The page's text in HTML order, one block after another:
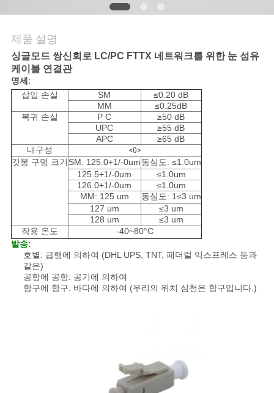
요
청
하
다
이
PRIVACY
POLICY
제품 설명
싱글모드 쌍신회로 LC/PC FTTX 네트워크를 위한 눈 섬유
케이블 연결관
명세:
삽입 손실
SM
≤0.20 dB
MM
≤0.25dB
복귀 손실
P C
≥50 dB
UPC
≥55 dB
APC
≥65 dB
내구성
<0>
깃봉 구멍 크기 SM: 125.0+1/-0um동심도: ≤1.0um
125.5+1/-0um
≤1.0um
126.0+1/-0um
≤1.0um
MM: 125 um
동심도: 1≤3 um
127 um
≤3 um
128 um
≤3 um
작용 온도
-40~80°C
발송:
호별: 급행에 의하여 (DHL UPS, TNT, 페더럴 익스프레스 등과
같은)
공항에 공항: 공기에 의하여
항구에 항구: 바다에 의하여 (우리의 위치 심천은 항구입니다.)